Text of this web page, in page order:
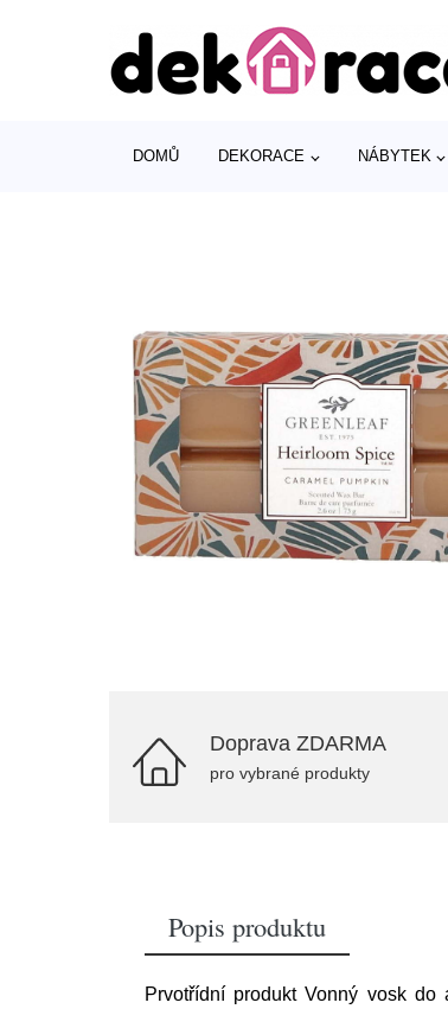
DOMŮ DEKORACE NÁBYTEK
Doprava ZDARMA
pro vybrané produkty
Popis produktu
Prvotřídní produkt Vonný vosk